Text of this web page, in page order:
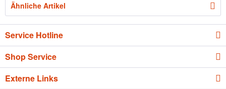
Ähnliche Artikel
Service Hotline
Shop Service
Externe Links